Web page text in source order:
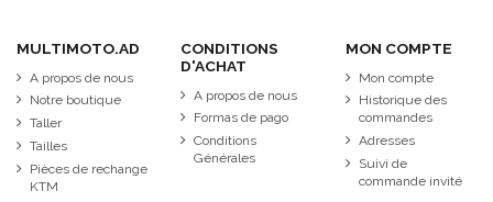
MULTIMOTO.AD
A propos de nous
Notre boutique
Taller
Tailles
Pièces de rechange
KTM
CONDITIONS
D'ACHAT
A propos de nous
Formas de pago
Conditions
Générales
MON COMPTE
Mon compte
Historique des
commandes
Adresses
Suivi de
commande invité